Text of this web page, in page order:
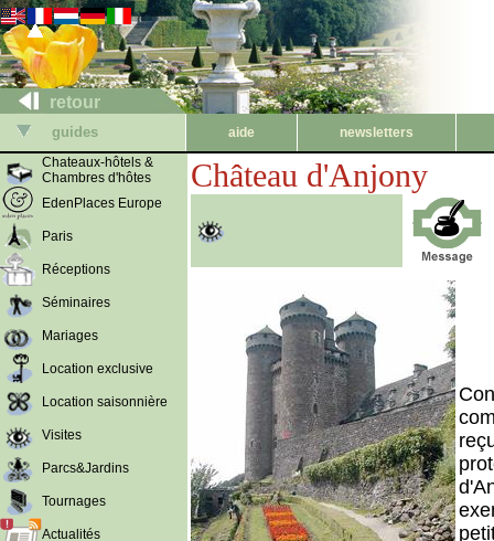
retour
guides aide
newsletters
Chateaux-hôtels &
Chambres d'hôtes
EdenPlaces Europe
Paris
Réceptions
Séminaires
Mariages
Location exclusive
Location saisonnière
Visites
Parcs&Jardins
Tournages
Actualités
Château d'Anjony